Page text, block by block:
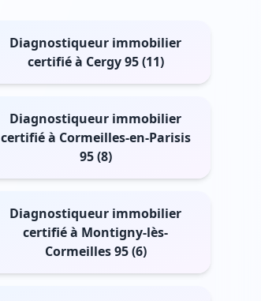
Diagnostiqueur immobilier
certifié à Cergy 95 (11)
Diagnostiqueur immobilier
certifié à Cormeilles-en-Parisis
95 (8)
Diagnostiqueur immobilier
certifié à Montigny-lès-
Cormeilles 95 (6)